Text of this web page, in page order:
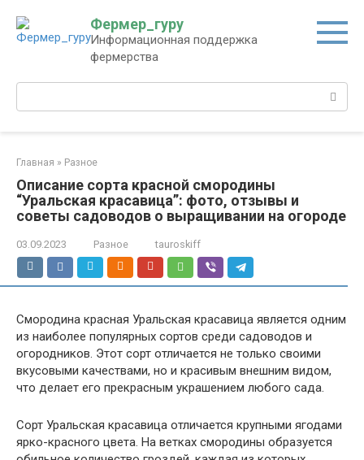
контенту
Фермер_гуру
Информационная поддержка
фермерства
Поиск:
Главная » Разное
Описание сорта красной смородины
“Уральская красавица”: фото, отзывы и
советы садоводов о выращивании на огороде
03.09.2023 Разное tauroskiff
Смородина красная Уральская красавица является одним
из наиболее популярных сортов среди садоводов и
огородников. Этот сорт отличается не только своими
вкусовыми качествами, но и красивым внешним видом,
что делает его прекрасным украшением любого сада.
Сорт Уральская красавица отличается крупными ягодами
ярко-красного цвета. На ветках смородины образуется